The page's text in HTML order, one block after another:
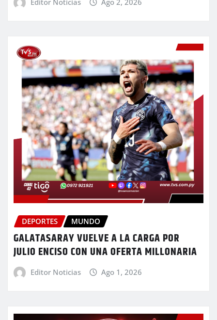
Editor Noticias Ago 2, 2026
DEPORTES MUNDO
GALATASARAY VUELVE A LA CARGA POR
JULIO ENCISO CON UNA OFERTA MILLONARIA
Editor Noticias Ago 1, 2026